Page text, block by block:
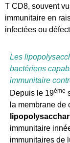
T CD8, souvent
immunitaire en
infectées ou
Les
bactériens
immunitaire
Depuis le 19ème
la membrane
immunitaire
immunitaires de